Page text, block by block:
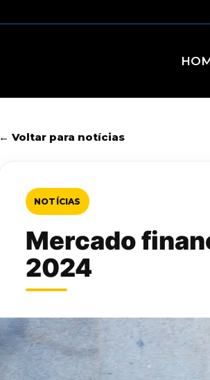
← Voltar para notícias
NOTÍCIAS
Mercado
2024